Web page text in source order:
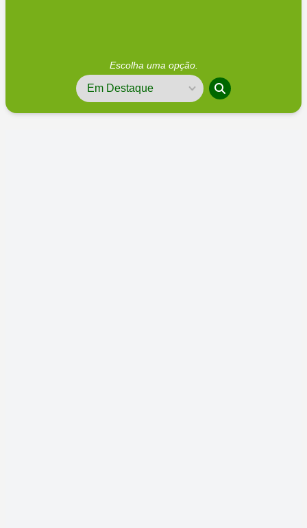
Escolha uma opção.